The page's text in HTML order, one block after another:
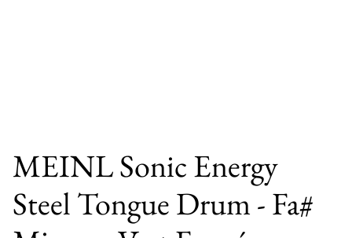
MEINL Sonic Energy
Steel Tongue Drum - Fa#